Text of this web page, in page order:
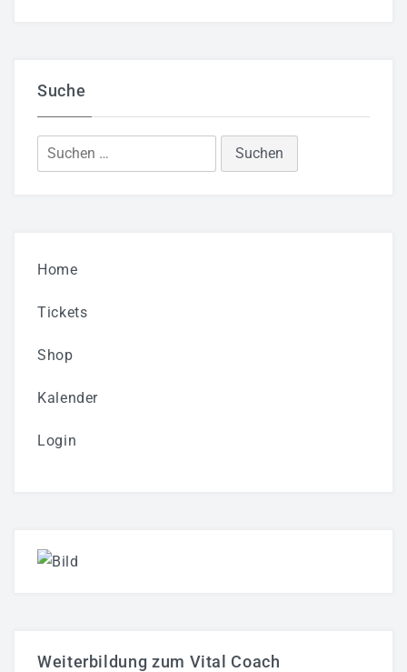
Suche
Suchen
nach:
Home
Tickets
Shop
Kalender
Login
Weiterbildung zum Vital Coach